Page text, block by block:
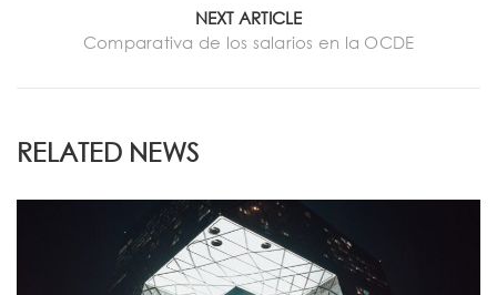
NEXT ARTICLE
Comparativa de los salarios en la OCDE
RELATED NEWS